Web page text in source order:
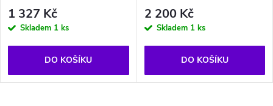
1 327 Kč
Skladem 1 ks
DO KOŠÍKU
2 200 Kč
Skladem 1 ks
DO KOŠÍKU